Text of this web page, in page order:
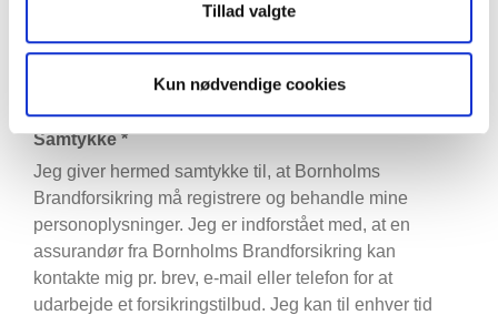
Tillad valgte
Kun nødvendige cookies
Samtykke*
Jeg giver hermed samtykke til, at Bornholms
Brandforsikring må registrere og behandle mine
personoplysninger. Jeg er indforstået med, at en
assurandør fra Bornholms Brandforsikring kan
kontakte mig pr. brev, e-mail eller telefon for at
udarbejde et forsikringstilbud. Jeg kan til enhver tid